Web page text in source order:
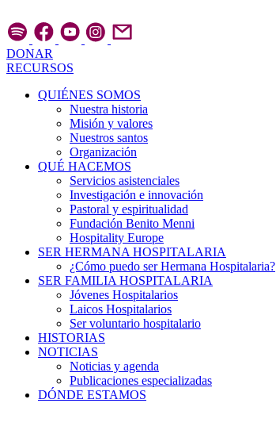
al
contenido
DONAR
RECURSOS
QUIÉNES SOMOS
Nuestra historia
Misión y valores
Nuestros santos
Organización
QUÉ HACEMOS
Servicios asistenciales
Investigación e innovación
Pastoral y espiritualidad
Fundación Benito Menni
Hospitality Europe
SER HERMANA HOSPITALARIA
¿Cómo puedo ser Hermana Hospitalaria?
SER FAMILIA HOSPITALARIA
Jóvenes Hospitalarios
Laicos Hospitalarios
Ser voluntario hospitalario
HISTORIAS
NOTICIAS
Noticias y agenda
Publicaciones especializadas
DÓNDE ESTAMOS